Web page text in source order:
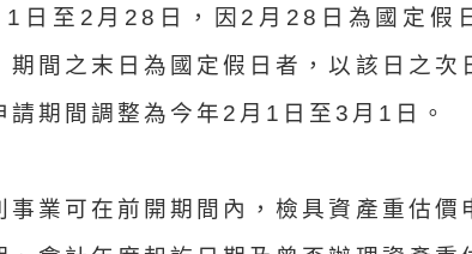
1日至2月28日，因2月28日為國定假
期間之末日為國定假日者，以該日之次
請期間調整為今年2月1日至3月1日。
事業可在前開期間內，檢具資產重估價